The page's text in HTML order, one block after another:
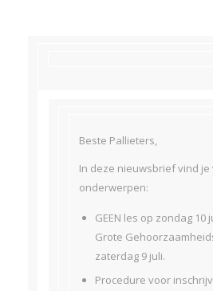
Beste Pallieters,
In deze nieuwsbrief vind je
onderwerpen:
GEEN les op zondag 10
Grote
zaterdag 9 juli.
Procedure voor